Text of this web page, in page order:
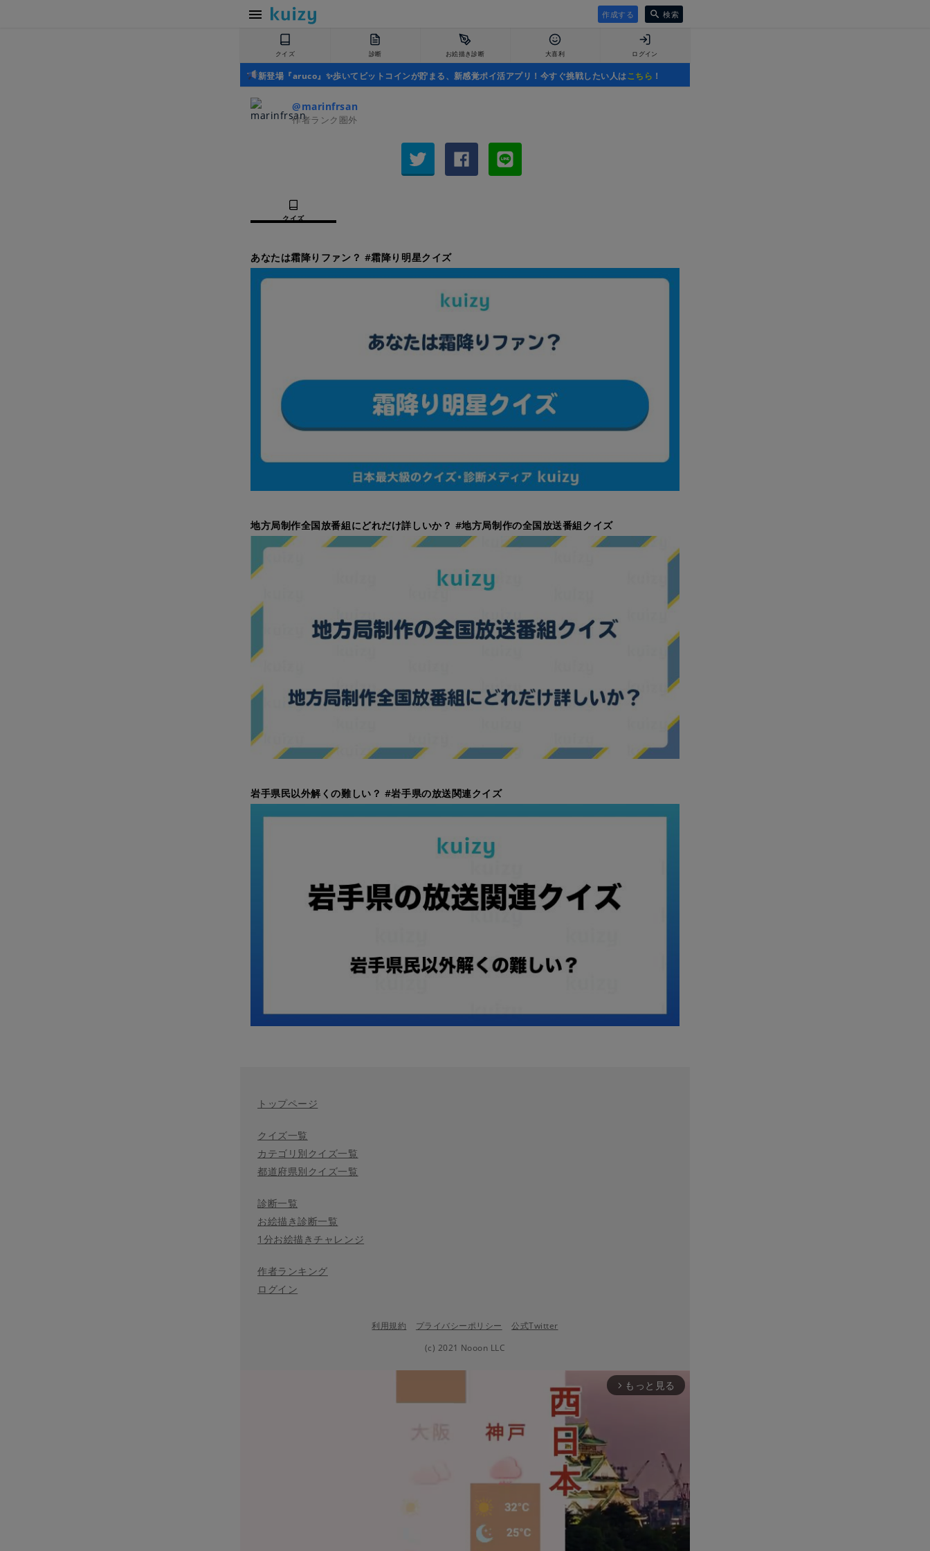
作成する 検索
クイズ 診断 お絵描き診断 大喜利 ログイン
新登場『aruco』✨歩いてビットコインが貯まる、新感覚ポイ活アプリ！今すぐ挑戦したい人はこちら ！
@marinfrsan
作者ランク圏外
クイズ
あなたは霜降りファン？ #霜降り明星クイズ
地方局制作全国放番組にどれだけ詳しいか？ #地方局制作の全国放送番組クイズ
岩手県民以外解くの難しい？ #岩手県の放送関連クイズ
トップページ
クイズ一覧
カテゴリ別クイズ一覧
都道府県別クイズ一覧
診断一覧
お絵描き診断一覧
1分お絵描きチャレンジ
作者ランキング
ログイン
利用規約 プライバシーポリシー
公式Twitter
(c) 2021 Nooon LLC
arrow_forward_ios もっと見る